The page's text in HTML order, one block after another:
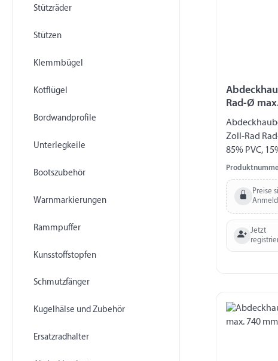
Stützräder
Stützen
Klemmbügel
Kotflügel
Bordwandprofile
Unterlegkeile
Bootszubehör
Warnmarkierungen
Rammpuffer
Kunsstoffstopfen
Schmutzfänger
Kugelhälse und Zubehör
Ersatzradhalter
Rad-Ø
Zoll-Rad
85% PVC,
Preise
Jetzt